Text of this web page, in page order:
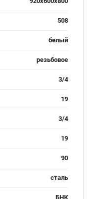
508
белый
резьбовое
3/4
19
3/4
19
90
сталь
БНК